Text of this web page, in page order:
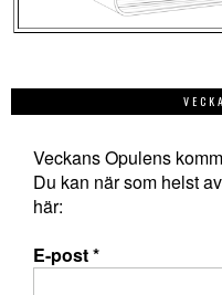
Veckans Opulens
Du kan när som helst
här:
E-post*